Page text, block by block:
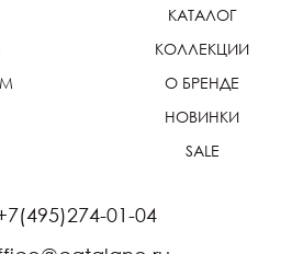
КАТАЛОГ
КОЛЛЕКЦИИ
О БРЕНДЕ
НОВИНКИ
SALE
01-04